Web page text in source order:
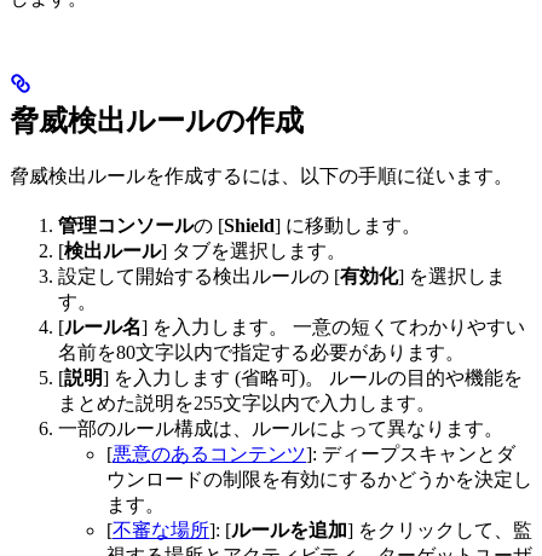
脅威検出ルールの作成
脅威検出ルールを作成するには、以下の手順に従います。
管理コンソールの [Shield] に移動します。
[検出ルール] タブを選択します。
設定して開始する検出ルールの [有効化] を選択しま
す。
[ルール名] を入力します。 一意の短くてわかりやすい
名前を80文字以内で指定する必要があります。
[説明] を入力します (省略可)。 ルールの目的や機能を
まとめた説明を255文字以内で入力します。
一部のルール構成は、ルールによって異なります。
[悪意のあるコンテンツ]: ディープスキャンとダ
ウンロードの制限を有効にするかどうかを決定し
ます。
[不審な場所]: [ルールを追加] をクリックして、監